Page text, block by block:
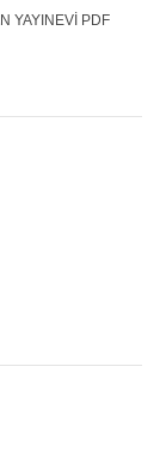
YAYINEVİ PDF